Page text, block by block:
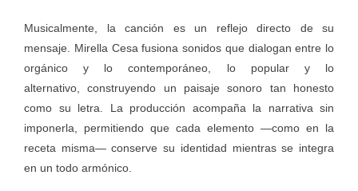
Musicalmente, la canción es un reflejo directo de su
mensaje. Mirella Cesa fusiona sonidos que dialogan entre lo
orgánico y lo contemporáneo, lo popular y lo
alternativo, construyendo un paisaje sonoro tan honesto
como su letra. La producción acompaña la narrativa sin
imponerla, permitiendo que cada elemento —como en la
receta misma— conserve su identidad mientras se integra
en un todo armónico.